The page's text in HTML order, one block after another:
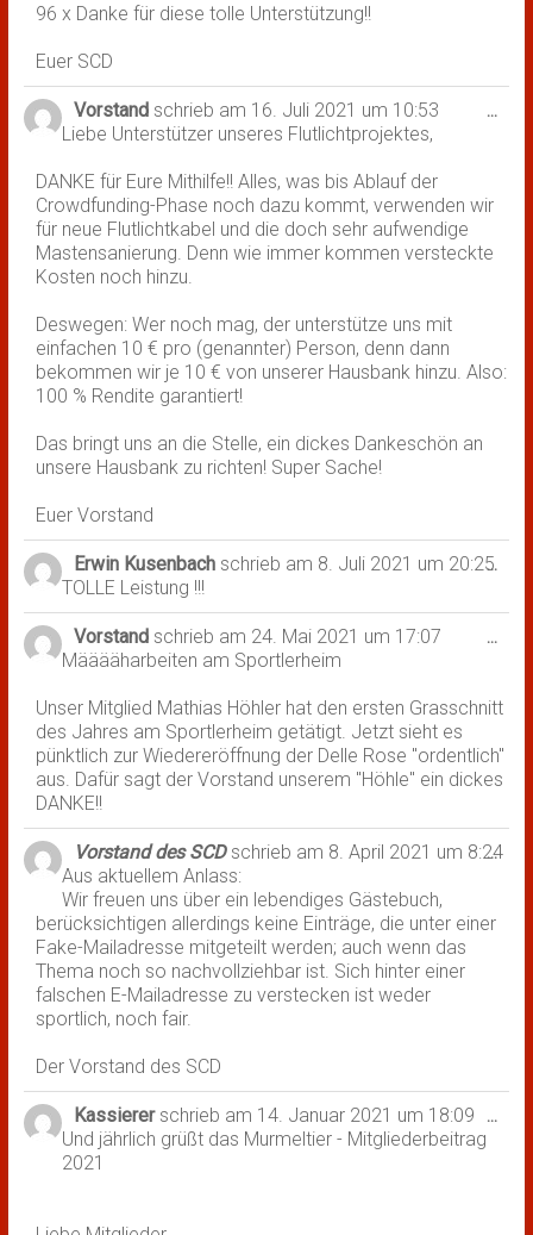
96 x Danke für diese tolle Unterstützung!!
Euer SCD
Vorstand schrieb am 16. Juli 2021 um 10:53
Liebe Unterstützer unseres Flutlichtprojektes,
DANKE für Eure Mithilfe!! Alles, was bis Ablauf der
Crowdfunding-Phase noch dazu kommt, verwenden wir
für neue Flutlichtkabel und die doch sehr aufwendige
Mastensanierung. Denn wie immer kommen versteckte
Kosten noch hinzu.
Deswegen: Wer noch mag, der unterstütze uns mit
einfachen 10 € pro (genannter) Person, denn dann
bekommen wir je 10 € von unserer Hausbank hinzu. Also:
100 % Rendite garantiert!
Das bringt uns an die Stelle, ein dickes Dankeschön an
unsere Hausbank zu richten! Super Sache!
Euer Vorstand
...
Erwin Kusenbach schrieb am 8. Juli 2021 um 20:25
TOLLE Leistung !!!
...
Vorstand schrieb am 24. Mai 2021 um 17:07
Määääharbeiten am Sportlerheim
Unser Mitglied Mathias Höhler hat den ersten Grasschnitt
des Jahres am Sportlerheim getätigt. Jetzt sieht es
pünktlich zur Wiedereröffnung der Delle Rose "ordentlich"
aus. Dafür sagt der Vorstand unserem "Höhle" ein dickes
DANKE!!
...
Vorstand des SCD schrieb am 8. April 2021 um 8:24
Aus aktuellem Anlass:
Wir freuen uns über ein lebendiges Gästebuch,
berücksichtigen allerdings keine Einträge, die unter einer
Fake-Mailadresse mitgeteilt werden; auch wenn das
Thema noch so nachvollziehbar ist. Sich hinter einer
falschen E-Mailadresse zu verstecken ist weder
sportlich, noch fair.
Der Vorstand des SCD
...
Kassierer schrieb am 14. Januar 2021 um 18:09
Und jährlich grüßt das Murmeltier - Mitgliederbeitrag
2021
...